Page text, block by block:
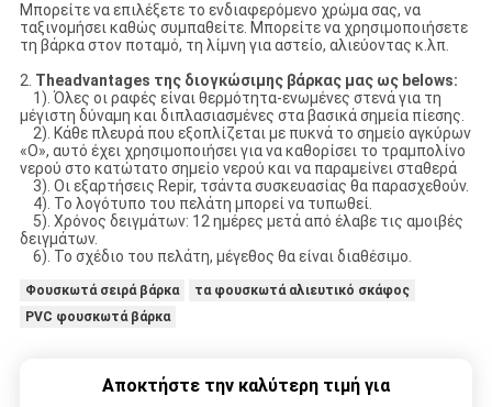
Μπορείτε να επιλέξετε το ενδιαφερόμενο χρώμα σας, να
ταξινομήσει καθώς συμπαθείτε. Μπορείτε να χρησιμοποιήσετε
τη βάρκα στον ποταμό, τη λίμνη για αστείο, αλιεύοντας κ.λπ.
2. Theadvantages της διογκώσιμης βάρκας μας ως belows:
1). Όλες οι ραφές είναι θερμότητα-ενωμένες στενά για τη
μέγιστη δύναμη και διπλασιασμένες στα βασικά σημεία πίεσης.
2). Κάθε πλευρά που εξοπλίζεται με πυκνά το σημείο αγκύρων
«Ο», αυτό έχει χρησιμοποιήσει για να καθορίσει το τραμπολίνο
νερού στο κατώτατο σημείο νερού και να παραμείνει σταθερά
3). Οι εξαρτήσεις Repir, τσάντα συσκευασίας θα παρασχεθούν.
4). Το λογότυπο του πελάτη μπορεί να τυπωθεί.
5). Χρόνος δειγμάτων: 12 ημέρες μετά από έλαβε τις αμοιβές
δειγμάτων.
6). Το σχέδιο του πελάτη, μέγεθος θα είναι διαθέσιμο.
Φουσκωτά σειρά βάρκα
τα φουσκωτά αλιευτικό σκάφος
PVC φουσκωτά βάρκα
Αποκτήστε την καλύτερη τιμή για